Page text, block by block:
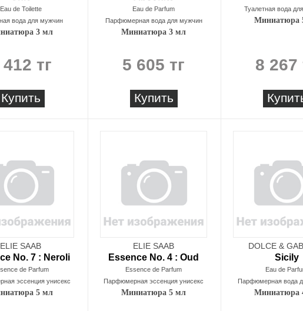
Eau de Toilette
вода для мужчин
3 мл
тг
Купить
Eau de Parfum
Парфюмерная вода для мужчин
Миниатюра 3 мл
5 605 тг
Купить
Туалетная вода
Миниатюра
8 267
ELIE SAAB
No. 7 : Neroli
de Parfum
эссенция унисекс
5 мл
ELIE SAAB
Essence No. 4 : Oud
Essence de Parfum
Парфюмерная эссенция унисекс
Миниатюра 5 мл
DOLCE &
Sicily
Eau de
Парфюмерная вода
Миниатюра